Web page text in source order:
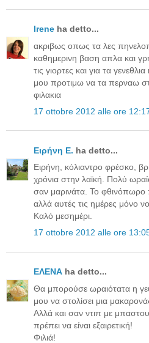
Irene ha detto...
ακριβως οπως τα λες
καθημερινη βαση απλα και
τις γιορτες και για τα
μου προτιμω να τα περναω
φιλακια
17 ottobre 2012 alle ore
Ειρήνη Ε. ha detto...
Ειρήνη, κόλιαντρο φρέσκο,
χρόνια στην λαϊκή. Πολύ
σαν μαρινάτα. Το φθινόπωρο
αλλά αυτές τις ημέρες μόνο
Καλό μεσημέρι.
17 ottobre 2012 alle ore
ΕΛΕΝΑ ha detto...
Θα μπορούσε ωραιότατα η
μου να στολίσει μια
Αλλά και σαν ντιπ με
πρέπει να είναι εξαιρετική!
Φιλιά!